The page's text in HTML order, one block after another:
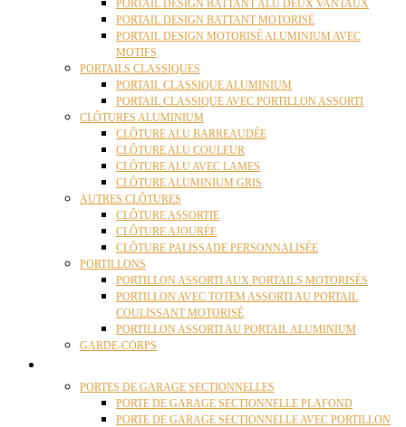
PORTAIL DESIGN BATTANT ALU DEUX VANTAUX
PORTAIL DESIGN BATTANT MOTORISÉ
PORTAIL DESIGN MOTORISÉ ALUMINIUM AVEC
MOTIFS
PORTAILS CLASSIQUES
PORTAIL CLASSIQUE ALUMINIUM
PORTAIL CLASSIQUE AVEC PORTILLON ASSORTI
CLÔTURES ALUMINIUM
CLÔTURE ALU BARREAUDÉE
CLÔTURE ALU COULEUR
CLÔTURE ALU AVEC LAMES
CLÔTURE ALUMINIUM GRIS
AUTRES CLÔTURES
CLÔTURE ASSORTIE
CLÔTURE AJOURÉE
CLÔTURE PALISSADE PERSONNALISÉE
PORTILLONS
PORTILLON ASSORTI AUX PORTAILS MOTORISÉS
PORTILLON AVEC TOTEM ASSORTI AU PORTAIL
COULISSANT MOTORISÉ
PORTILLON ASSORTI AU PORTAIL ALUMINIUM
GARDE-CORPS
PORTES DE GARAGE SECTIONNELLES
PORTE DE GARAGE SECTIONNELLE PLAFOND
PORTE DE GARAGE SECTIONNELLE AVEC PORTILLON